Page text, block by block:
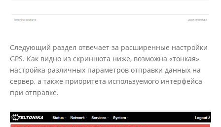
Следующий раздел отвечает за расширенные настройки
GPS. Как видно из скриншота ниже, возможна «тонкая»
настройка различных параметров отправки данных на
сервер, а также приоритета используемого интерфейса
при отправке.